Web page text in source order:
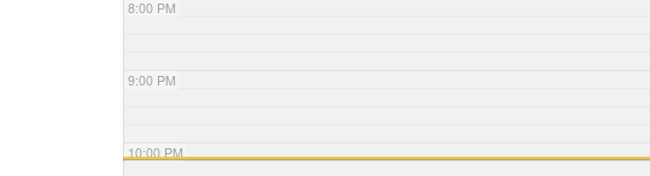
8:00 PM
9:00 PM
10:00 PM